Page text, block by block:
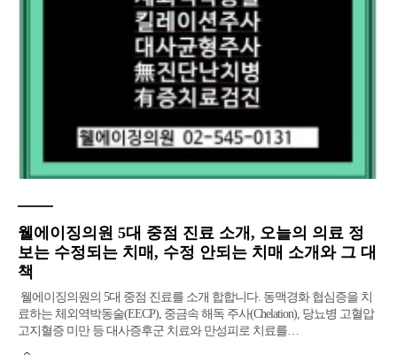
웰에이징의원 5대 중점 진료 소개, 오늘의 의료 정
보는 수정되는 치매, 수정 안되는 치매 소개와 그 대
책
웰에이징의원의 5대 중점 진료를 소개 합합니다. 동맥경화 협심증을 치
료하는 체외역박동술(EECP), 중금속 해독 주사(Chelation), 당뇨병 고혈압
고지혈증 미만 등 대사증후군 치료와 만성피로 치료를…